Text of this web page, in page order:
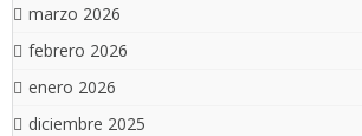
marzo 2026
febrero 2026
enero 2026
diciembre 2025